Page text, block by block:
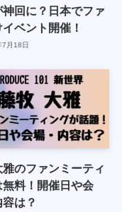
神回に？日本でファ
ベント開催！
月18日
のファンミーティ
無料！開催日や会
は？